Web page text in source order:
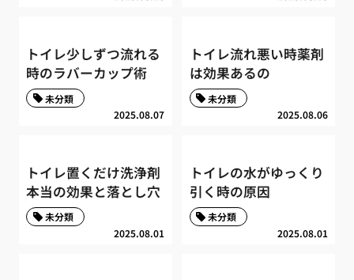
トイレ少しずつ流れる
時のラバーカップ術
2025.08.07
未分類
トイレ流れ悪い時薬剤
は効果あるの
2025.08.06
未分類
トイレ置くだけ洗浄剤
本当の効果と落とし穴
2025.08.01
未分類
トイレの水がゆっくり
引く時の原因
2025.08.01
未分類